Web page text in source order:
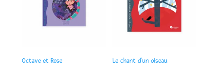
Octave et Rose Le chant d'un oiseau